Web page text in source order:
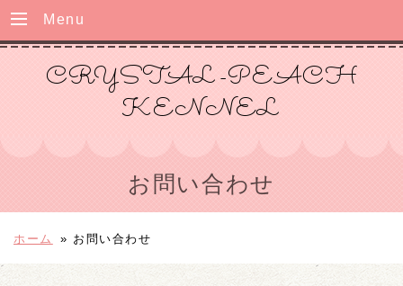
Menu
CRYSTAL-PEACH
KENNEL
お問い合わせ
ホーム » お問い合わせ